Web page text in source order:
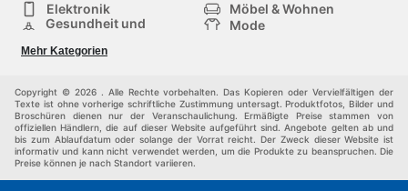
Elektronik
Möbel & Wohnen
Gesundheit und
Mode
Sportartikel und
Sportbekleidung
Einkaufzentren
Andere
Mehr Kategorien
Copyright © 2026 . Alle Rechte vorbehalten. Das Kopieren oder Vervielfältigen der
Texte ist ohne vorherige schriftliche Zustimmung untersagt. Produktfotos, Bilder und
Broschüren dienen nur der Veranschaulichung. Ermäßigte Preise stammen von
offiziellen Händlern, die auf dieser Website aufgeführt sind. Angebote gelten ab und
bis zum Ablaufdatum oder solange der Vorrat reicht. Der Zweck dieser Website ist
informativ und kann nicht verwendet werden, um die Produkte zu beanspruchen. Die
Preise können je nach Standort variieren.